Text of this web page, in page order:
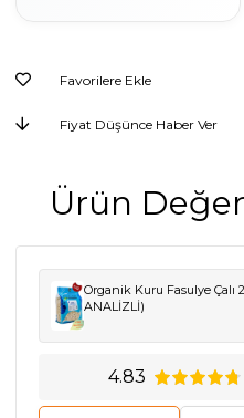
Favorilere Ekle
Fiyat Düşünce Haber Ver
Ürün
Organik Kuru Fasulye Çalı
ANALİZLİ)
4.83